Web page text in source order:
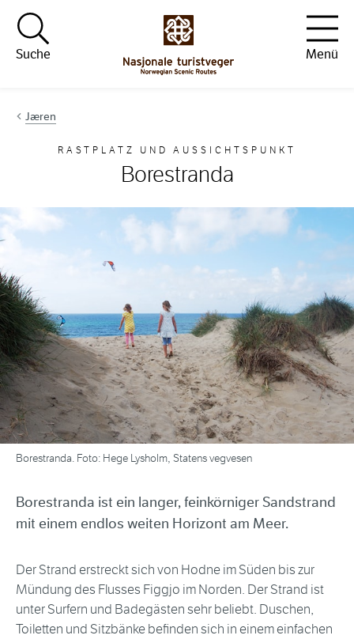
Hopp til innhold
Suche
Menü
Jæren
RASTPLATZ UND AUSSICHTSPUNKT
Borestranda
Borestranda. Foto: Hege Lysholm, Statens vegvesen
Borestranda ist ein langer, feinkörniger Sandstrand
mit einem endlos weiten Horizont am Meer.
Der Strand erstreckt sich von Hodne im Süden bis zur
Mündung des Flusses Figgjo im Norden. Der Strand ist
unter Surfern und Badegästen sehr beliebt. Duschen,
Toiletten und Sitzbänke befinden sich in einem einfachen